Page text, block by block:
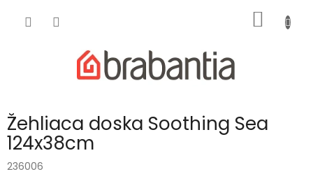
KOŠÍK
Žehliaca doska Soothing Sea
124x38cm
236006